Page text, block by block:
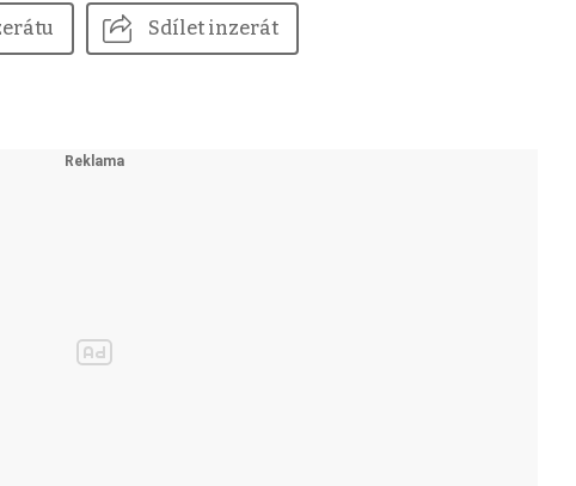
Sdílet inzerát